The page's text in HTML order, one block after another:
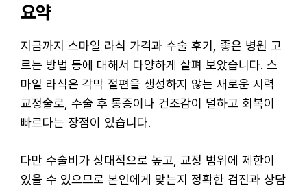
요약
지금까지 스마일 라식 가격과 수술 후기, 좋은 병원 고
르는 방법 등에 대해서 다양하게 살펴 보았습니다. 스
마일 라식은 각막 절편을 생성하지 않는 새로운 시력
교정술로, 수술 후 통증이나 건조감이 덜하고 회복이
빠르다는 장점이 있습니다.
다만 수술비가 상대적으로 높고, 교정 범위에 제한이
있을 수 있으므로 본인에게 맞는지 정확한 검진과 상담